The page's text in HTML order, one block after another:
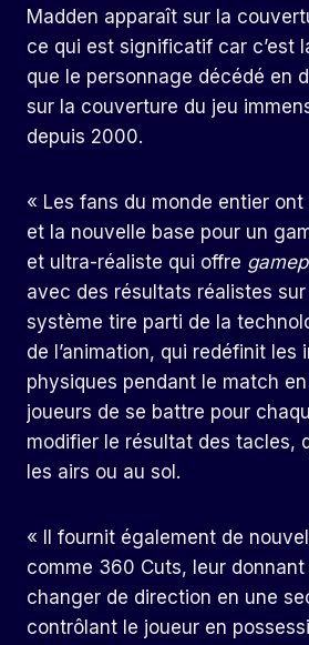
Madden apparaît sur la
ce qui est significatif car c’est
que le personnage décédé en
sur la couverture du jeu
depuis 2000.
« Les fans du monde entier ont
et la nouvelle base pour un
et ultra-réaliste qui offre
avec des résultats réalistes
système tire parti de la
de l’animation, qui redéfinit les
physiques pendant le match
joueurs de se battre pour
modifier le résultat des tacles,
les airs ou au sol.
« Il fournit également de
comme 360 ​​​​Cuts, leur
changer de direction en une
contrôlant le joueur en